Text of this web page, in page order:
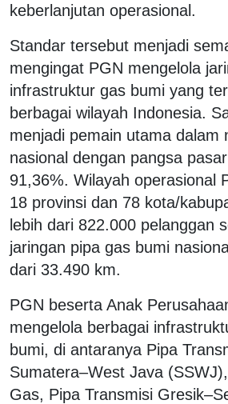
keberlanjutan operasional.
Standar tersebut menjadi
mengingat PGN mengelola
infrastruktur gas bumi yang
berbagai wilayah Indonesia.
menjadi pemain utama dalam
nasional dengan pangsa
91,36%. Wilayah operasional
18 provinsi dan 78 kota/
lebih dari 822.000 pelanggan
jaringan pipa gas bumi
dari 33.490 km.
PGN beserta Anak
mengelola berbagai
bumi, di antaranya Pipa
Sumatera–West Java
Gas, Pipa Transmisi